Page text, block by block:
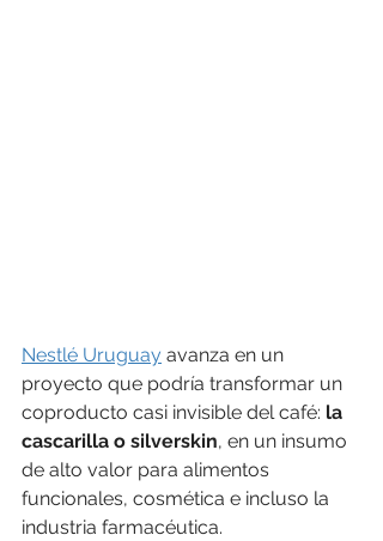
Nestlé Uruguay avanza en un
proyecto que podría transformar un
coproducto casi invisible del café: la
cascarilla o silverskin, en un insumo
de alto valor para alimentos
funcionales, cosmética e incluso la
industria farmacéutica.